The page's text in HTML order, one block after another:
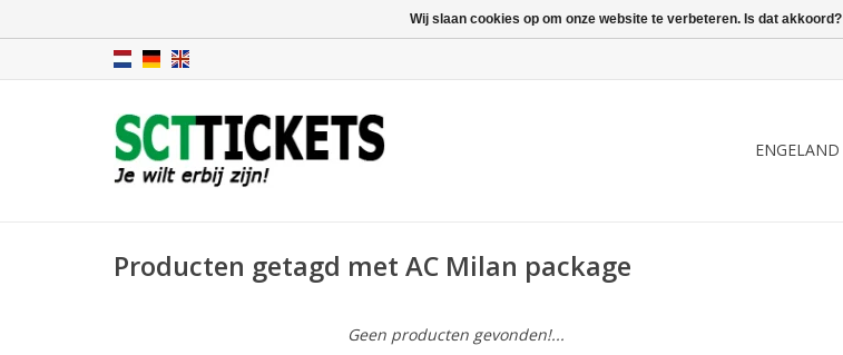
ENGELAND
Producten getagd met AC Milan package
Geen producten gevonden!...
Wij slaan cookies op om onze website te verbeteren. Is dat akkoord?